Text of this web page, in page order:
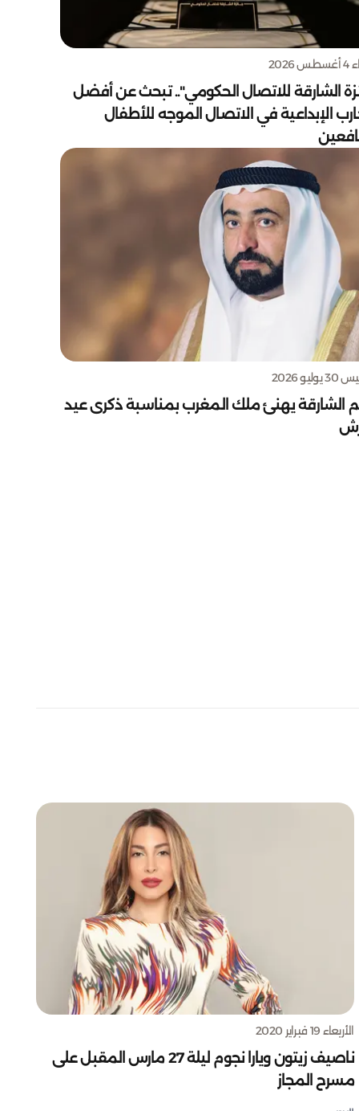
2026
الشارقة للاتصال الحكومي".. تبحث عن أفضل
الإبداعية في الاتصال الموجه للأطفال
2026
الشارقة يهنئ ملك المغرب بمناسبة ذكرى عيد
الأربعاء 19 فبراير 2020
ناصيف زيتون ويارا نجوم ليلة 27 مارس المقبل على
مسرح المجاز